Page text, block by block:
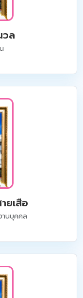
ล
ยเสือ
านบุคคล